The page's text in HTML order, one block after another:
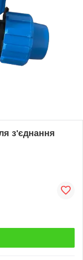
з'єднання